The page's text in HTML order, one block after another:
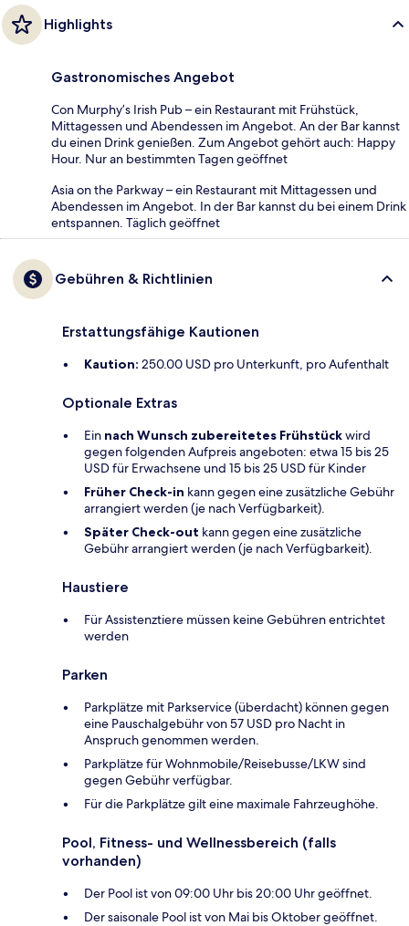
Highlights
Gastronomisches Angebot
Con Murphy’s Irish Pub – ein Restaurant mit Frühstück,
Mittagessen und Abendessen im Angebot. An der Bar kannst
du einen Drink genießen. Zum Angebot gehört auch: Happy
Hour. Nur an bestimmten Tagen geöffnet
Asia on the Parkway – ein Restaurant mit Mittagessen und
Abendessen im Angebot. In der Bar kannst du bei einem Drink
entspannen. Täglich geöffnet
Gebühren & Richtlinien
Erstattungsfähige Kautionen
Kaution: 250.00 USD pro Unterkunft, pro Aufenthalt
Optionale Extras
Ein nach Wunsch zubereitetes Frühstückwird
gegen folgenden Aufpreis angeboten: etwa 15 bis 25
USD für Erwachsene und 15 bis 25 USD für Kinder
Früher Check-in kann gegen eine zusätzliche Gebühr
arrangiert werden (je nach Verfügbarkeit).
Später Check-out kann gegen eine zusätzliche
Gebühr arrangiert werden (je nach Verfügbarkeit).
Haustiere
Für Assistenztiere müssen keine Gebühren entrichtet
werden
Parken
Parkplätze mit Parkservice (überdacht) können gegen
eine Pauschalgebühr von 57 USD pro Nacht in
Anspruch genommen werden.
Parkplätze für Wohnmobile/Reisebusse/LKW sind
gegen Gebühr verfügbar.
Für die Parkplätze gilt eine maximale Fahrzeughöhe.
Pool, Fitness- und Wellnessbereich (falls
vorhanden)
Der Pool ist von 09:00 Uhr bis 20:00 Uhr geöffnet.
Der saisonale Pool ist von Mai bis Oktober geöffnet.